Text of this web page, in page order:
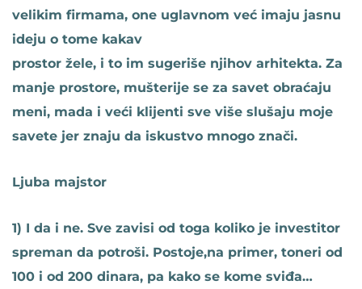
velikim firmama, one uglavnom već imaju jasnu
ideju o tome kakav
prostor žele, i to im sugeriše njihov arhitekta. Za
manje prostore, mušterije se za savet obraćaju
meni, mada i veći klijenti sve više slušaju moje
savete jer znaju da iskustvo mnogo znači.
Ljuba majstor
1) I da i ne. Sve zavisi od toga koliko je investitor
spreman da potroši. Postoje,na primer, toneri od
100 i od 200 dinara, pa kako se kome sviđa…